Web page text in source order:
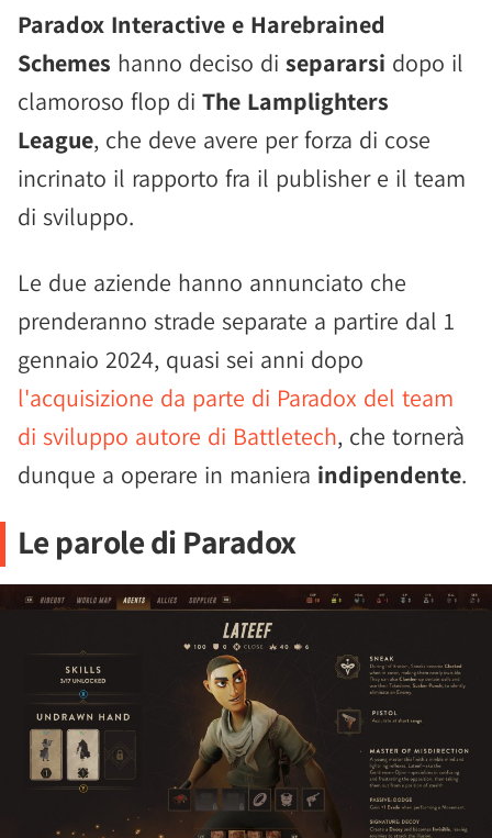
Paradox Interactive e Harebrained
Schemes hanno deciso di separarsi dopo il
clamoroso flop di The Lamplighters
League, che deve avere per forza di cose
incrinato il rapporto fra il publisher e il team
di sviluppo.
Le due aziende hanno annunciato che
prenderanno strade separate a partire dal 1
gennaio 2024, quasi sei anni dopo
l'acquisizione da parte di Paradox del team
di sviluppo autore di Battletech, che tornerà
dunque a operare in maniera indipendente.
Le parole di Paradox